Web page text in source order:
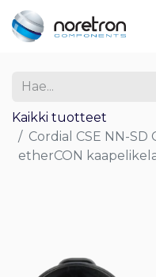
Kaikki tuotteet
Cordial CSE NN-SD
etherCON